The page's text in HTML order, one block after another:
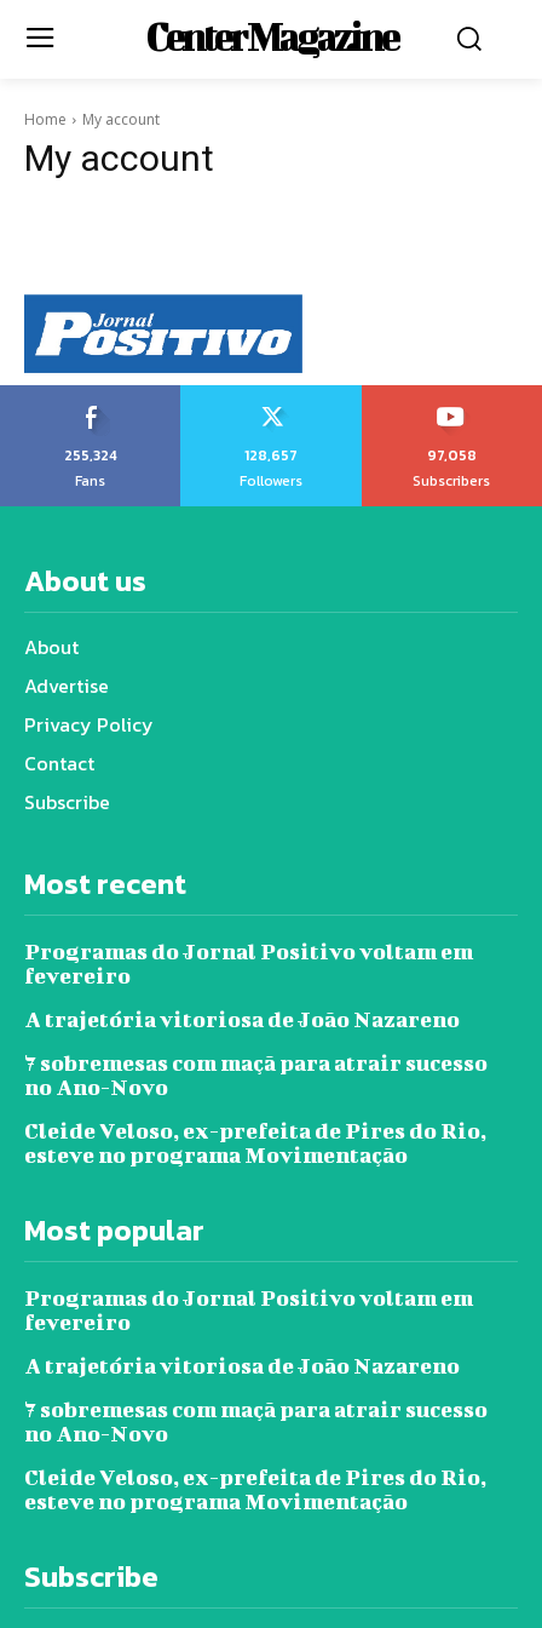
Center Magazine
Home My account
My account
255,324
Fans
128,657
Followers
97,058
Subscribers
About us
About
Advertise
Privacy Policy
Contact
Subscribe
Most recent
Programas do Jornal Positivo voltam em
fevereiro
A trajetória vitoriosa de João Nazareno
7 sobremesas com maçã para atrair sucesso
no Ano-Novo
Cleide Veloso, ex-prefeita de Pires do Rio,
esteve no programa Movimentação
Most popular
Programas do Jornal Positivo voltam em
fevereiro
A trajetória vitoriosa de João Nazareno
7 sobremesas com maçã para atrair sucesso
no Ano-Novo
Cleide Veloso, ex-prefeita de Pires do Rio,
esteve no programa Movimentação
Subscribe